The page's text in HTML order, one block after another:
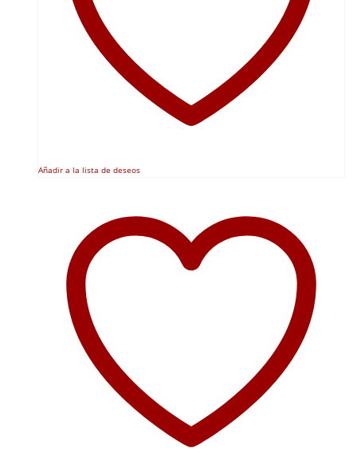
Añadir a la lista de deseos